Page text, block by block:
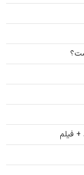
+ فیلم